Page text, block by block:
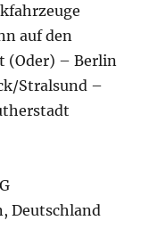
auf den
(Oder) – Berlin
Stralsund –
Deutschland